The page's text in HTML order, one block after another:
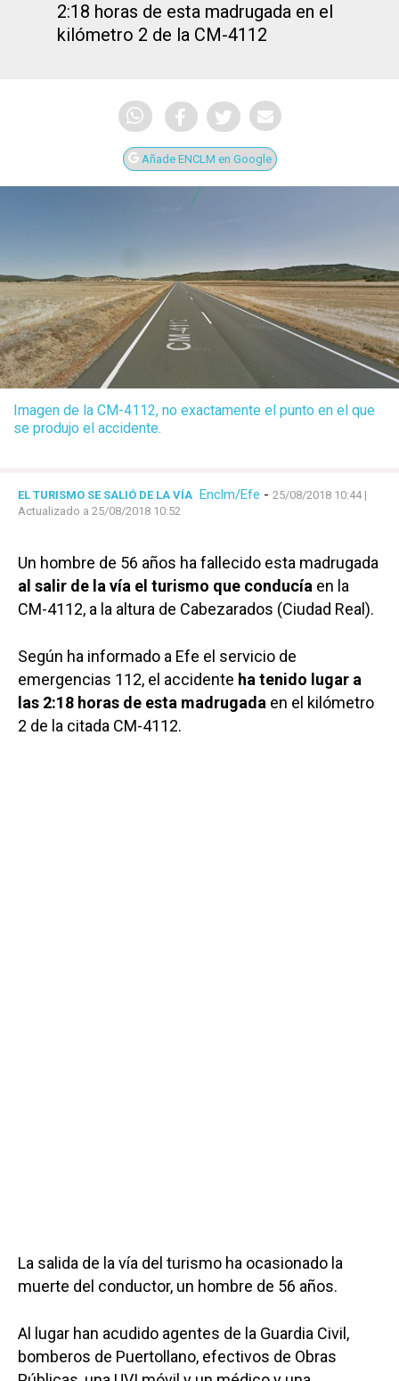
2:18 horas de esta madrugada en el
kilómetro 2 de la CM-4112
Añade ENCLM en Google
Imagen de la CM-4112, no exactamente el punto en el que
se produjo el accidente.
EL TURISMO SE SALIÓ DE LA VÍA Enclm/Efe - 25/08/2018 10:44|
Actualizado a 25/08/2018 10:52
Un hombre de 56 años ha fallecido esta madrugada
al salir de la vía el turismo que conducía en la
CM-4112, a la altura de Cabezarados (Ciudad Real).
Según ha informado a Efe el servicio de
emergencias 112, el accidente ha tenido lugar a
las 2:18 horas de esta madrugada en el kilómetro
2 de la citada CM-4112.
La salida de la vía del turismo ha ocasionado la
muerte del conductor, un hombre de 56 años.
Al lugar han acudido agentes de la Guardia Civil,
bomberos de Puertollano, efectivos de Obras